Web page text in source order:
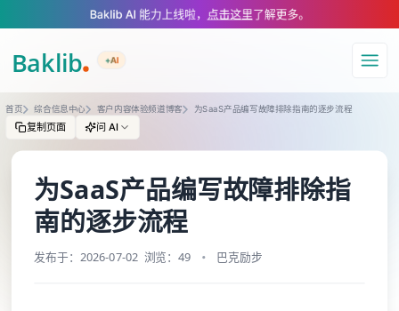
A Markdown version of this page is available at https://
Baklib AI 能力上线啦， 点击这里了解更多。
+AI
导航
首页 综合信息中心 客户内容体验频道博客 为SaaS产品编写故障排除指南的逐步流程
复制页面 问 AI
为SaaS产品编写故障排除指
南的逐步流程
发布于：2026-07-02 浏览：49 巴克励步